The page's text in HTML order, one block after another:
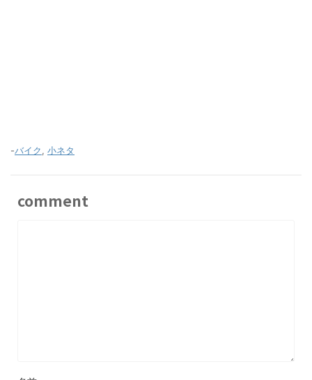
-バイク, 小ネタ
comment